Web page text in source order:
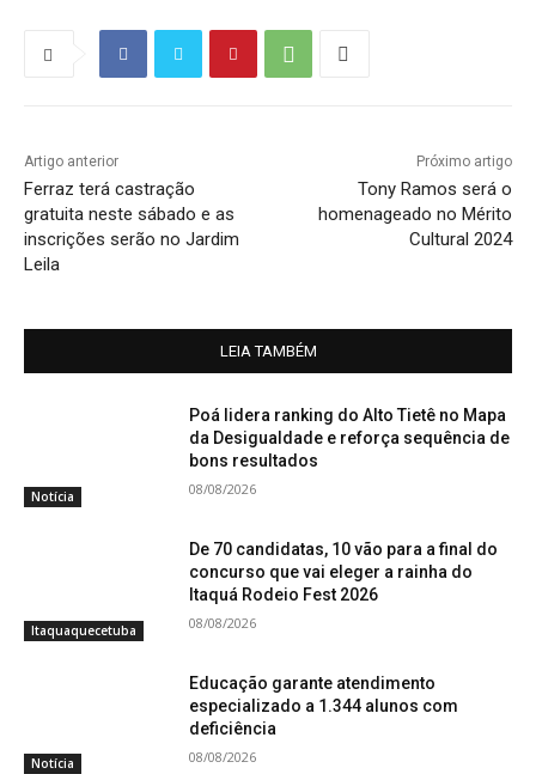
Artigo anterior
Ferraz terá castração
gratuita neste sábado e as
inscrições serão no Jardim
Leila
Próximo artigo
Tony Ramos será o
homenageado no Mérito
Cultural 2024
LEIA TAMBÉM
Notícia
Poá lidera ranking do Alto Tietê no Mapa
da Desigualdade e reforça sequência de
bons resultados
08/08/2026
Itaquaquecetuba
De 70 candidatas, 10 vão para a final do
concurso que vai eleger a rainha do
Itaquá Rodeio Fest 2026
08/08/2026
Notícia
Educação garante atendimento
especializado a 1.344 alunos com
deficiência
08/08/2026